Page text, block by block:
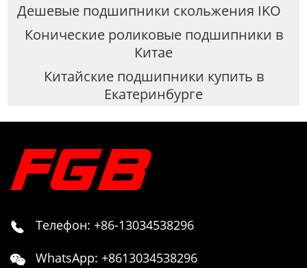
Дешевые подшипники скольжения IKO
Конические роликовые подшипники в
Китае
Китайские подшипники купить в
Екатеринбурге
 Телефон: +86-13034538296
 WhatsApp: +8613034538296